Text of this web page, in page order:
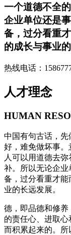
一个道德不全
企业单位还是
备，过分看重
的成长与事业的
热线电话：
人才理念
HUMAN
中国有句古话，
好，难免做坏事
人可以用道德去
补。所以无论企
备，过分看重才
业的长远发展。
德，即品德和修
的责任心、进取
而积累起来的。